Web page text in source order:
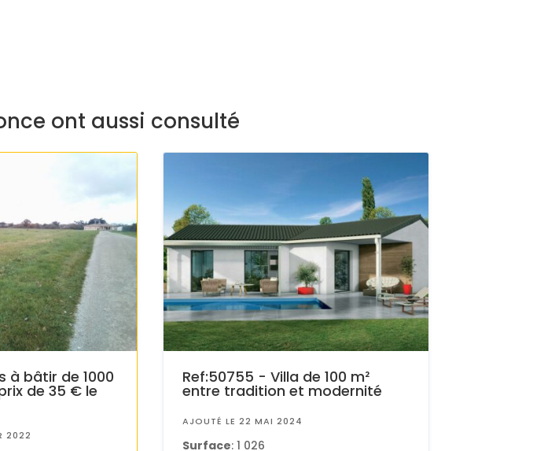
ont aussi consulté
à bâtir de 1000
de 35 € le
2022
Ref:50755 - Villa de 100 m²
entre tradition et modernité
AJOUTÉ LE 22 MAI 2024
Surface: 1 026